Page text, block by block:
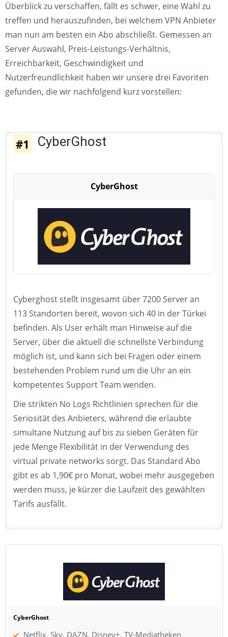
Überblick zu verschaffen, fällt es schwer, eine Wahl zu
treffen und herauszufinden, bei welchem VPN Anbieter
man nun am besten ein Abo abschließt. Gemessen an
Server Auswahl, Preis-Leistungs-Verhältnis,
Erreichbarkeit, Geschwindigkeit und
Nutzerfreundlichkeit haben wir unsere drei Favoriten
gefunden, die wir nachfolgend kurz vorstellen:
#1 CyberGhost
CyberGhost
Cyberghost stellt insgesamt über 7200 Server an
113 Standorten bereit, wovon sich 40 in der Türkei
befinden. Als User erhält man Hinweise auf die
Server, über die aktuell die schnellste Verbindung
möglich ist, und kann sich bei Fragen oder einem
bestehenden Problem rund um die Uhr an ein
kompetentes Support Team wenden.
Die strikten No Logs Richtlinien sprechen für die
Seriosität des Anbieters, während die erlaubte
simultane Nutzung auf bis zu sieben Geräten für
jede Menge Flexibilität in der Verwendung des
virtual private networks sorgt. Das Standard Abo
gibt es ab 1,90€ pro Monat, wobei mehr ausgegeben
werden muss, je kürzer die Laufzeit des gewählten
Tarifs ausfällt.
CyberGhost
Netflix, Sky, DAZN, Disney+, TV-Mediatheken